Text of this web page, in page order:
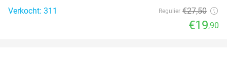
Verkocht: 311
Regulier €27,50
€19,90